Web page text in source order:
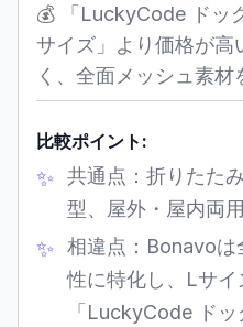
💰 「LuckyCode ドッ
サイズ」より価格が高
く、全面メッシュ素材
比較ポイント:
共通点：折りたた
型、屋外・屋内両用
相違点：Bonavoは
性に特化し、Lサイ
「LuckyCode ド